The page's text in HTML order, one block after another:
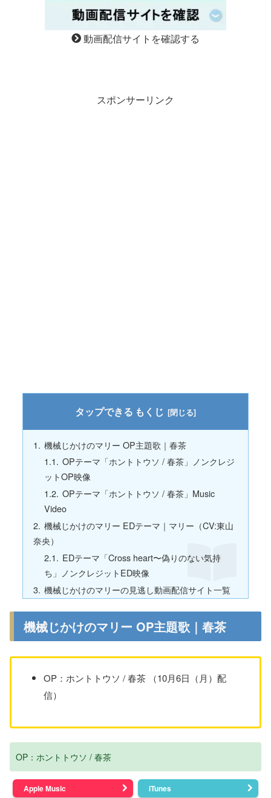
動画配信サイトを確認する
スポンサーリンク
もくじ
機械じかけのマリー OP主題歌｜春茶
OPテーマ「ホントトウソ / 春茶」ノンクレジ
ットOP映像
OPテーマ「ホントトウソ / 春茶」Music
Video
機械じかけのマリー EDテーマ｜マリー（CV:東山
奈央）
EDテーマ「Cross heart〜偽りのない気持
ち」ノンクレジットED映像
機械じかけのマリーの見逃し動画配信サイト一覧
機械じかけのマリー OP主題歌｜春茶
OP：ホントトウソ / 春茶 （10月6日（月）配
信）
OP：ホントトウソ / 春茶
Apple Music iTunes